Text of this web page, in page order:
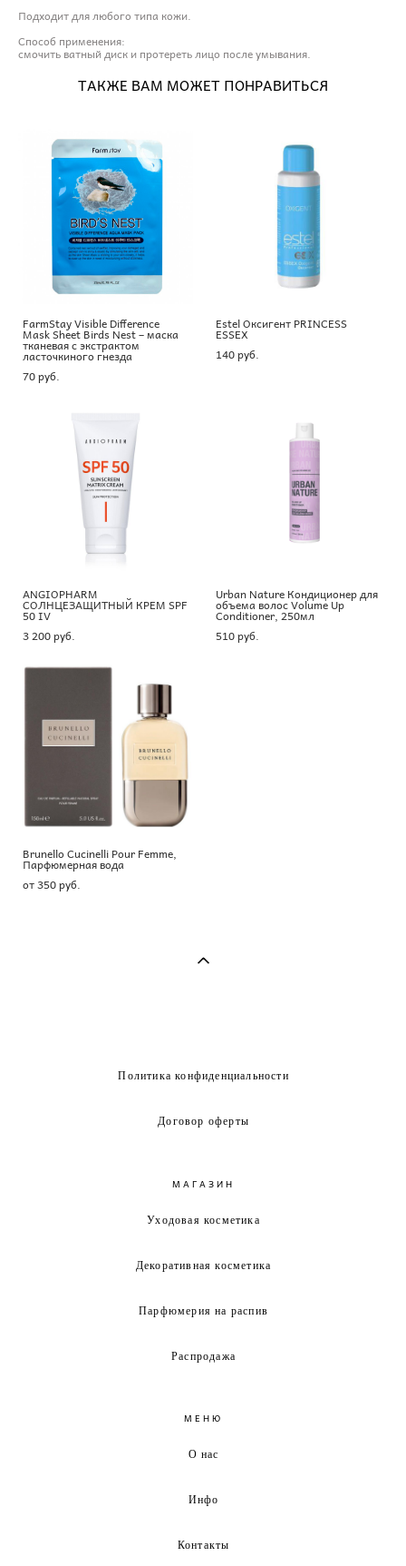
Подходит для любого типа кожи.
Способ применения:
смочить ватный диск и протереть лицо после умывания.
ТАКЖЕ ВАМ МОЖЕТ ПОНРАВИТЬСЯ
FarmStay Visible Difference
Mask Sheet Birds Nest – маска
тканевая с экстрактом
ласточкиного гнезда
70 pуб.
Estel Оксигент PRINCESS
ESSEX
140 pуб.
ANGIOPHARM
СОЛНЦЕЗАЩИТНЫЙ КРЕМ SPF
50 IV
3 200 pуб.
Urban Nature Кондиционер для
объема волос Volume Up
Conditioner, 250мл
510 pуб.
Brunello Cucinelli Pour Femme,
Парфюмерная вода
от 350 pуб.
Политика конфиденциальности
Договор оферты
МАГАЗИН
Уходовая косметика
Декоративная косметика
Парфюмерия на распив
Распродажа
МЕНЮ
О нас
Инфо
Контакты